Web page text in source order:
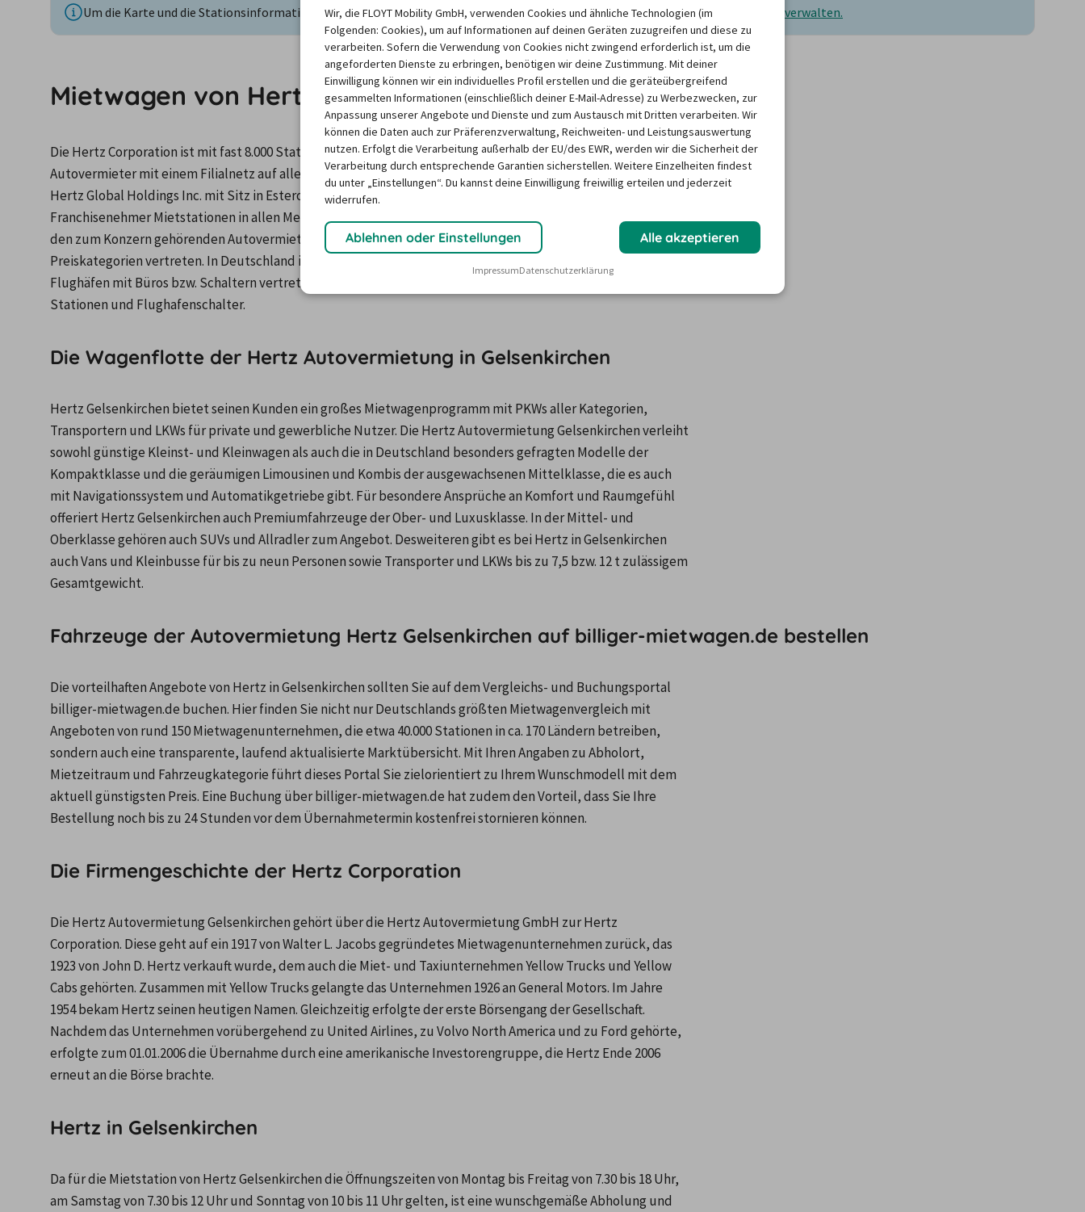
Um die Karte und die Stationsinformationen anzuzeigen, aktiviere bitte Cookies.Klicke hier, um deine Cookie-Einstellungen zu verwalten.
Mietwagen von Hertz Gelsenkirchen
Die Hertz Corporation ist mit fast 8.000 Stationen und rund 30.000 Mitarbeitern einer der weltgrößten
Autovermieter mit einem Filialnetz auf allen Kontinenten. Das Unternehmen gehört zur börsennotierten
Hertz Global Holdings Inc. mit Sitz in Estero bei Naples, Florida, USA. Hertz betreibt selbst oder über
Franchisenehmer Mietstationen in allen Metropolen und an fast allen internationalen Airports. Zusammen mit
den zum Konzern gehörenden Autovermietern Firefly und Dollar Thrifty ist das Unternehmen in allen
Preiskategorien vertreten. In Deutschland ist Hertz in den meisten Großstädten und an allen wichtigen
Flughäfen mit Büros bzw. Schaltern vertreten. Insgesamt betreibt Hertz in Deutschland derzeit über 300
Stationen und Flughafenschalter.
Die Wagenflotte der Hertz Autovermietung in Gelsenkirchen
Hertz Gelsenkirchen bietet seinen Kunden ein großes Mietwagenprogramm mit PKWs aller Kategorien,
Transportern und LKWs für private und gewerbliche Nutzer. Die Hertz Autovermietung Gelsenkirchen verleiht
sowohl günstige Kleinst- und Kleinwagen als auch die in Deutschland besonders gefragten Modelle der
Kompaktklasse und die geräumigen Limousinen und Kombis der ausgewachsenen Mittelklasse, die es auch
mit Navigationssystem und Automatikgetriebe gibt. Für besondere Ansprüche an Komfort und Raumgefühl
offeriert Hertz Gelsenkirchen auch Premiumfahrzeuge der Ober- und Luxusklasse. In der Mittel- und
Oberklasse gehören auch SUVs und Allradler zum Angebot. Desweiteren gibt es bei Hertz in Gelsenkirchen
auch Vans und Kleinbusse für bis zu neun Personen sowie Transporter und LKWs bis zu 7,5 bzw. 12 t zulässigem
Gesamtgewicht.
Fahrzeuge der Autovermietung Hertz Gelsenkirchen auf billiger-mietwagen.de bestellen
Die vorteilhaften Angebote von Hertz in Gelsenkirchen sollten Sie auf dem Vergleichs- und Buchungsportal
billiger-mietwagen.de buchen. Hier finden Sie nicht nur Deutschlands größten Mietwagenvergleich mit
Angeboten von rund 150 Mietwagenunternehmen, die etwa 40.000 Stationen in ca. 170 Ländern betreiben,
sondern auch eine transparente, laufend aktualisierte Marktübersicht. Mit Ihren Angaben zu Abholort,
Mietzeitraum und Fahrzeugkategorie führt dieses Portal Sie zielorientiert zu Ihrem Wunschmodell mit dem
aktuell günstigsten Preis. Eine Buchung über billiger-mietwagen.de hat zudem den Vorteil, dass Sie Ihre
Bestellung noch bis zu 24 Stunden vor dem Übernahmetermin kostenfrei stornieren können.
Die Firmengeschichte der Hertz Corporation
Die Hertz Autovermietung Gelsenkirchen gehört über die Hertz Autovermietung GmbH zur Hertz
Corporation. Diese geht auf ein 1917 von Walter L. Jacobs gegründetes Mietwagenunternehmen zurück, das
1923 von John D. Hertz verkauft wurde, dem auch die Miet- und Taxiunternehmen Yellow Trucks und Yellow
Cabs gehörten. Zusammen mit Yellow Trucks gelangte das Unternehmen 1926 an General Motors. Im Jahre
1954 bekam Hertz seinen heutigen Namen. Gleichzeitig erfolgte der erste Börsengang der Gesellschaft.
Nachdem das Unternehmen vorübergehend zu United Airlines, zu Volvo North America und zu Ford gehörte,
erfolgte zum 01.01.2006 die Übernahme durch eine amerikanische Investorengruppe, die Hertz Ende 2006
erneut an die Börse brachte.
Hertz in Gelsenkirchen
Da für die Mietstation von Hertz Gelsenkirchen die Öffnungszeiten von Montag bis Freitag von 7.30 bis 18 Uhr,
am Samstag von 7.30 bis 12 Uhr und Sonntag von 10 bis 11 Uhr gelten, ist eine wunschgemäße Abholung und
Wir, die FLOYT Mobility GmbH, verwenden Cookies und ähnliche Technologien (im
Folgenden: Cookies), um auf Informationen auf deinen Geräten zuzugreifen und diese zu
verarbeiten. Sofern die Verwendung von Cookies nicht zwingend erforderlich ist, um die
angeforderten Dienste zu erbringen, benötigen wir deine Zustimmung. Mit deiner
Einwilligung können wir ein individuelles Profil erstellen und die geräteübergreifend
gesammelten Informationen (einschließlich deiner E-Mail-Adresse) zu Werbezwecken, zur
Anpassung unserer Angebote und Dienste und zum Austausch mit Dritten verarbeiten. Wir
können die Daten auch zur Präferenzverwaltung, Reichweiten- und Leistungsauswertung
nutzen. Erfolgt die Verarbeitung außerhalb der EU/des EWR, werden wir die Sicherheit der
Verarbeitung durch entsprechende Garantien sicherstellen. Weitere Einzelheiten findest
du unter „Einstellungen“. Du kannst deine Einwilligung freiwillig erteilen und jederzeit
widerrufen.
Ablehnen oder Einstellungen Alle akzeptieren
ImpressumDatenschutzerklärung